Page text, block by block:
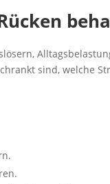
sind, welche